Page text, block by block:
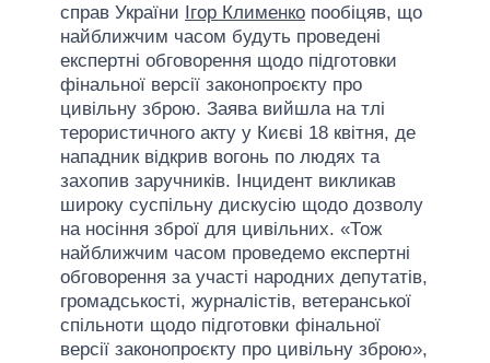
справ України Ігор Клименко пообіцяв, що
найближчим часом будуть проведені
експертні обговорення щодо підготовки
фінальної версії законопроєкту про
цивільну зброю. Заява вийшла на тлі
терористичного акту у Києві 18 квітня, де
нападник відкрив вогонь по людях та
захопив заручників. Інцидент викликав
широку суспільну дискусію щодо дозволу
на носіння зброї для цивільних. «Тож
найближчим часом проведемо експертні
обговорення за участі народних депутатів,
громадськості, журналістів, ветеранської
спільноти щодо підготовки фінальної
версії законопроєкту про цивільну зброю»,